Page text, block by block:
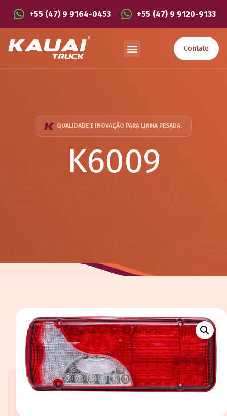
+55 (47) 9 9164-0453 +55 (47) 9 9120-9133
Contato
QUALIDADE E INOVAÇÃO PARA LINHA PESADA.
K6009